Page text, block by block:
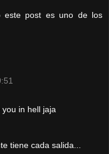
este post es uno de los
in hell jaja
tiene cada salida...